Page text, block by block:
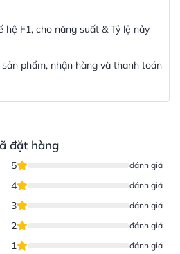
hệ F1, cho năng suất & Tỷ lệ nảy
phẩm, nhận hàng và thanh toán
đặt hàng
5 đánh giá
4 đánh giá
3 đánh giá
2 đánh giá
1 đánh giá